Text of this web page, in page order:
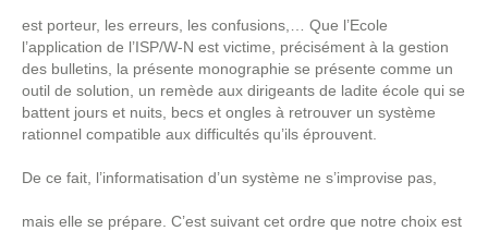
est porteur, les erreurs, les confusions,… Que l’Ecole
l’application de l’ISP/W-N est victime, précisément à la gestion
des bulletins, la présente monographie se présente comme un
outil de solution, un remède aux dirigeants de ladite école qui se
battent jours et nuits, becs et ongles à retrouver un système
rationnel compatible aux difficultés qu’ils éprouvent.
De ce fait, l’informatisation d’un système ne s’improvise pas,
mais elle se prépare. C’est suivant cet ordre que notre choix est